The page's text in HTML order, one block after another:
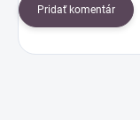
Pridať komentár